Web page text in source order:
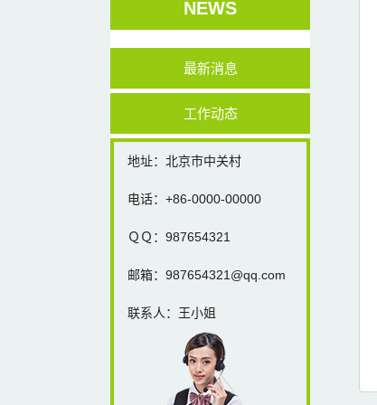
NEWS
最新消息
工作动态
地址：北京市中关村
电话：+86-0000-00000
ＱＱ：987654321
邮箱：987654321@qq.com
联系人：王小姐